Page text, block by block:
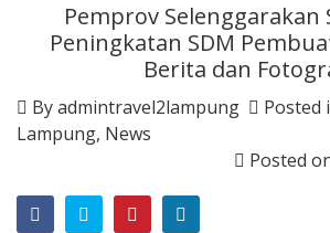
Pemprov Selenggarakan
Peningkatan SDM
Berita dan
Byadmintravel2lampung Posted
Lampung, News
Posted